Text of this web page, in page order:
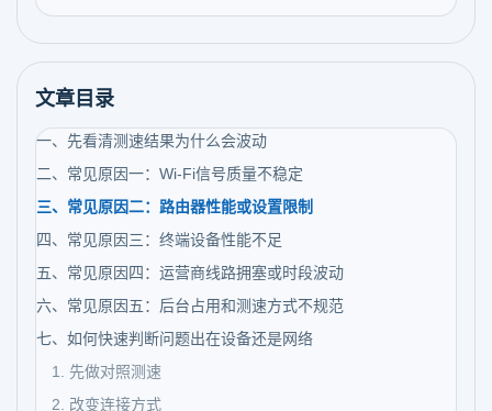
文章目录
一、先看清测速结果为什么会波动
二、常见原因一：Wi-Fi信号质量不稳定
三、常见原因二：路由器性能或设置限制
四、常见原因三：终端设备性能不足
五、常见原因四：运营商线路拥塞或时段波动
六、常见原因五：后台占用和测速方式不规范
七、如何快速判断问题出在设备还是网络
1. 先做对照测速
2. 改变连接方式